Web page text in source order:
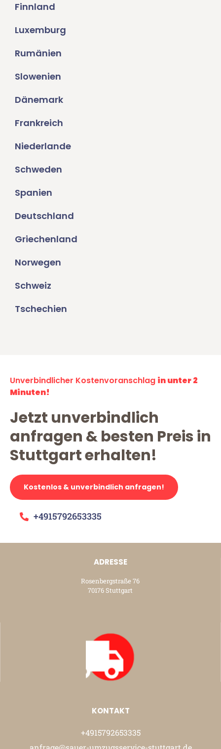
Finnland
Luxemburg
Rumänien
Slowenien
Dänemark
Frankreich
Niederlande
Schweden
Spanien
Deutschland
Griechenland
Norwegen
Schweiz
Tschechien
Unverbindlicher Kostenvoranschlag in unter 2
Minuten!
Jetzt unverbindlich
anfragen & besten Preis in
Stuttgart erhalten!
Kostenlos & unverbindlich anfragen!
+4915792653335
ADRESSE
Rosenbergstraße 76
70176 Stuttgart
KONTAKT
+4915792653335